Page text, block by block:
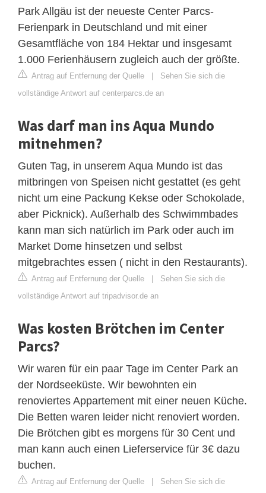
Park Allgäu ist der neueste Center Parcs-
Ferienpark in Deutschland und mit einer
Gesamtfläche von 184 Hektar und insgesamt
1.000 Ferienhäusern zugleich auch der größte.
Antrag auf Entfernung der Quelle | Sehen Sie sich die
vollständige Antwort auf centerparcs.de an
Was darf man ins Aqua Mundo
mitnehmen?
Guten Tag, in unserem Aqua Mundo ist das
mitbringen von Speisen nicht gestattet (es geht
nicht um eine Packung Kekse oder Schokolade,
aber Picknick). Außerhalb des Schwimmbades
kann man sich natürlich im Park oder auch im
Market Dome hinsetzen und selbst
mitgebrachtes essen ( nicht in den Restaurants).
Antrag auf Entfernung der Quelle | Sehen Sie sich die
vollständige Antwort auf tripadvisor.de an
Was kosten Brötchen im Center
Parcs?
Wir waren für ein paar Tage im Center Park an
der Nordseeküste. Wir bewohnten ein
renoviertes Appartement mit einer neuen Küche.
Die Betten waren leider nicht renoviert worden.
Die Brötchen gibt es morgens für 30 Cent und
man kann auch einen Lieferservice für 3€ dazu
buchen.
Antrag auf Entfernung der Quelle | Sehen Sie sich die